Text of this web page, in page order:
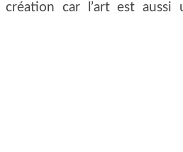
car l’art est aussi